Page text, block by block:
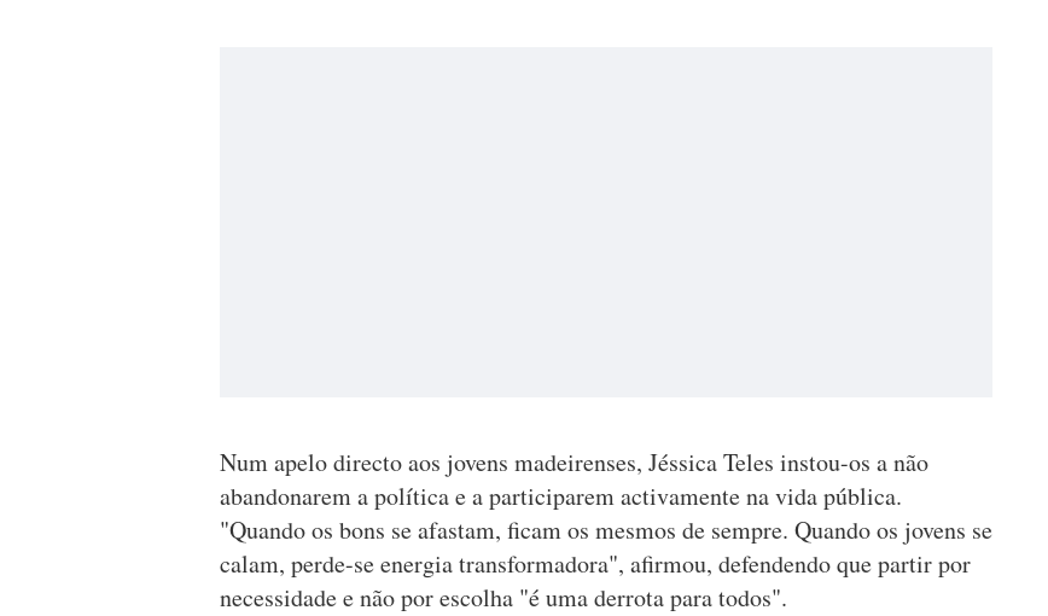
Num apelo directo aos jovens madeirenses, Jéssica Teles instou-os a não
abandonarem a política e a participarem activamente na vida pública.
"Quando os bons se afastam, ficam os mesmos de sempre. Quando os jovens se
calam, perde-se energia transformadora", afirmou, defendendo que partir por
necessidade e não por escolha "é uma derrota para todos".